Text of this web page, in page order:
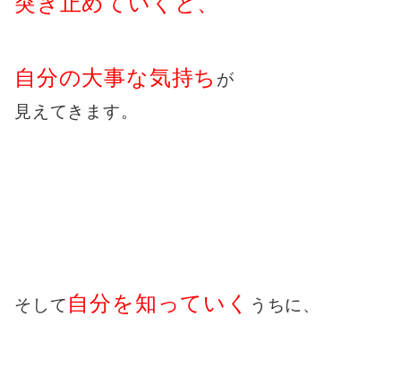
自分の大事な気持ち が
見えてきます。
そして 自分を知っていく うちに、